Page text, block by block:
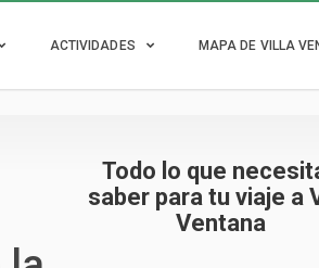
ACTIVIDADES MAPA DE VILLA
Todo lo que
saber para tu viaje a
Ventana